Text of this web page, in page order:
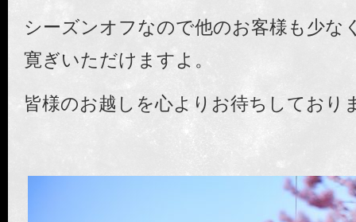
シーズンオフなので他のお客様も少な
寛ぎいただけますよ。
皆様のお越しを心よりお待ちしており